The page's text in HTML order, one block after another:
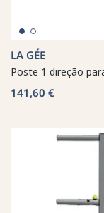
LA GÉE
Poste 1 direção
141,60 €